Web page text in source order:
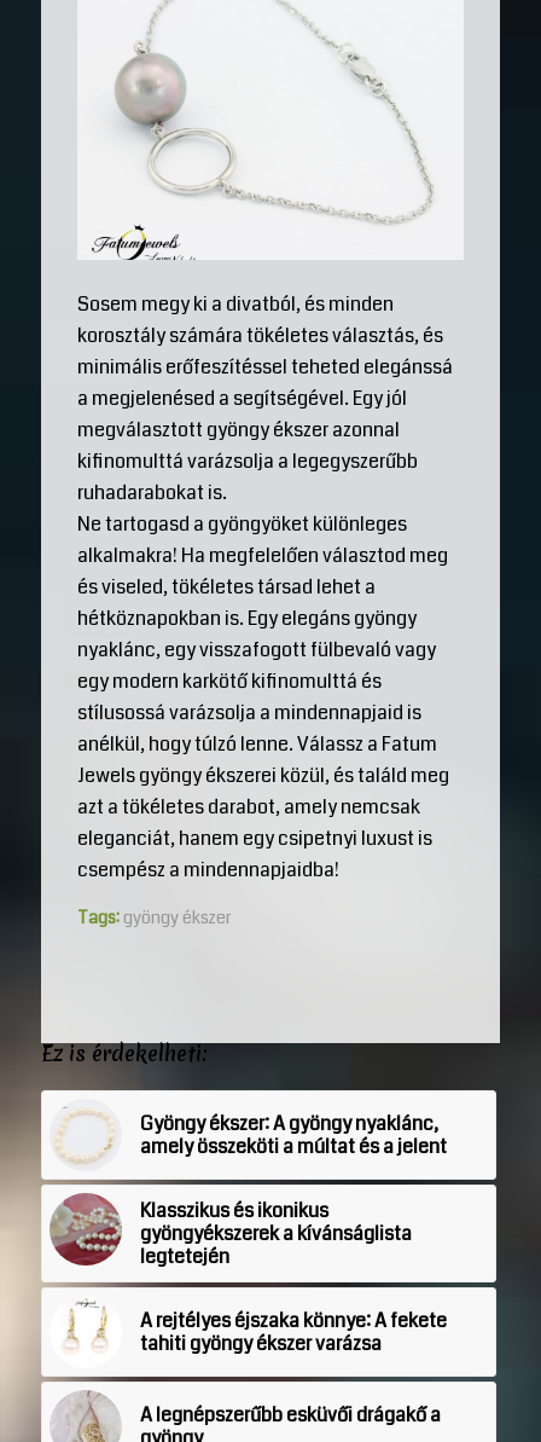
Sosem megy ki a divatból, és minden
korosztály számára tökéletes választás, és
minimális erőfeszítéssel teheted elegánssá
a megjelenésed a segítségével. Egy jól
megválasztott gyöngy ékszer azonnal
kifinomulttá varázsolja a legegyszerűbb
ruhadarabokat is.
Ne tartogasd a gyöngyöket különleges
alkalmakra! Ha megfelelően választod meg
és viseled, tökéletes társad lehet a
hétköznapokban is. Egy elegáns gyöngy
nyaklánc, egy visszafogott fülbevaló vagy
egy modern karkötő kifinomulttá és
stílusossá varázsolja a mindennapjaid is
anélkül, hogy túlzó lenne. Válassz a Fatum
Jewels gyöngy ékszerei közül, és találd meg
azt a tökéletes darabot, amely nemcsak
eleganciát, hanem egy csipetnyi luxust is
csempész a mindennapjaidba!
Tags: gyöngy ékszer
Ez is érdekelheti:
Gyöngy ékszer: A gyöngy nyaklánc,
amely összeköti a múltat és a jelent
Klasszikus és ikonikus
gyöngyékszerek a kívánságlista
legtetején
A rejtélyes éjszaka könnye: A fekete
tahiti gyöngy ékszer varázsa
A legnépszerűbb esküvői drágakő a